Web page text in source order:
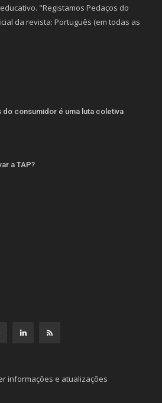
"Registamos Pedaços do
da revista: Português (em todas as
consumidor é uma luta coletiva
a TAP?
informações e atualizações